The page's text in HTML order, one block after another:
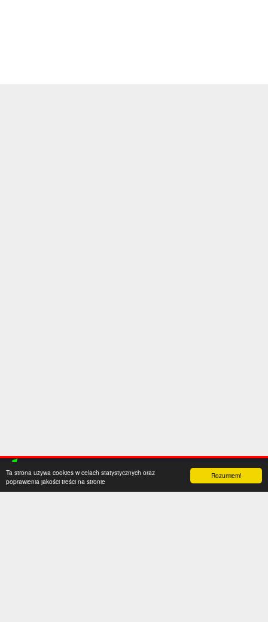
Rozumiem!
Ta strona używa cookies w celach statystycznych oraz
poprawienia jakości treści na stronie